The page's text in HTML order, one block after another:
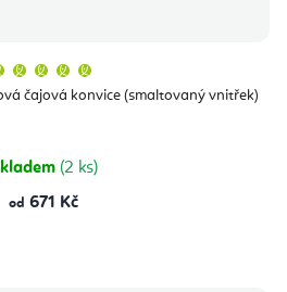
čajová konvice (smaltovaný vnitřek)
produktu
je
hvězdiček.
(2 ks)
od 671 Kč